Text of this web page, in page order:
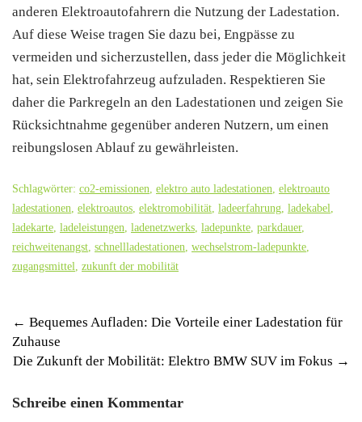
anderen Elektroautofahrern die Nutzung der Ladestation.
Auf diese Weise tragen Sie dazu bei, Engpässe zu
vermeiden und sicherzustellen, dass jeder die Möglichkeit
hat, sein Elektrofahrzeug aufzuladen. Respektieren Sie
daher die Parkregeln an den Ladestationen und zeigen Sie
Rücksichtnahme gegenüber anderen Nutzern, um einen
reibungslosen Ablauf zu gewährleisten.
Schlagwörter: co2-emissionen elektro auto ladestationen elektroauto
ladestationen elektroautos elektromobilität ladeerfahrung ladekabel
ladekarte ladeleistungen ladenetzwerks ladepunkte parkdauer,
reichweitenangst schnellladestationen wechselstrom-ladepunkte
zugangsmittel
zukunft der mobilität
Post
navigation
← Bequemes Aufladen: Die Vorteile einer Ladestation für
Zuhause
Die Zukunft der Mobilität: Elektro BMW SUV im Fokus →
Schreibe einen Kommentar